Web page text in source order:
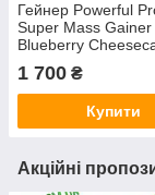
Гейнер Powerful
Super Mass Gainer
Blueberry
Чорничний Чізкейк
1 700 ₴
Купити
Акційні